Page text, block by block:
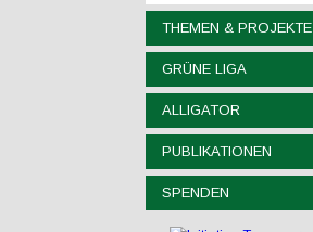
THEMEN & PROJEKTE
GRÜNE LIGA
ALLIGATOR
PUBLIKATIONEN
SPENDEN